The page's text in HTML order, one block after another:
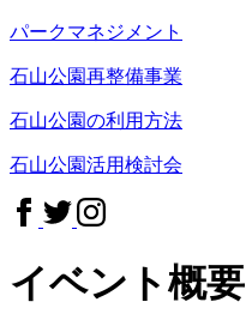
パークマネジメント
石山公園再整備事業
石山公園の利用方法
石山公園活用検討会
イベント概要